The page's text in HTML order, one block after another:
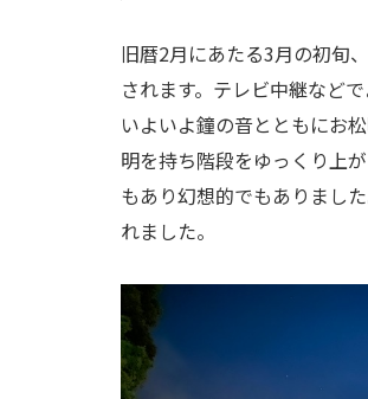
旧暦2月にあたる3月の初旬
されます。テレビ中継など
いよいよ鐘の音とともにお
明を持ち階段をゆっくり上
もあり幻想的でもありまし
れました。